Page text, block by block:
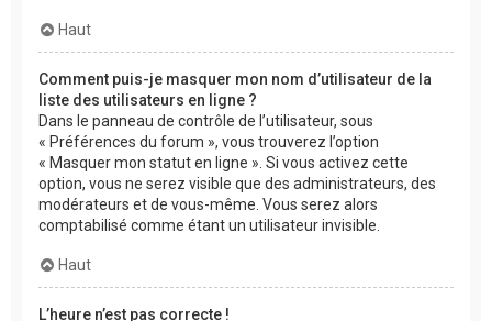
Haut
Comment puis-je masquer mon nom d’utilisateur de la
liste des utilisateurs en ligne ?
Dans le panneau de contrôle de l’utilisateur, sous
« Préférences du forum », vous trouverez l’option
« Masquer mon statut en ligne ». Si vous activez cette
option, vous ne serez visible que des administrateurs, des
modérateurs et de vous-même. Vous serez alors
comptabilisé comme étant un utilisateur invisible.
Haut
L’heure n’est pas correcte !